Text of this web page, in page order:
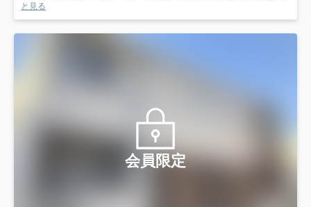
と見る
会員限定